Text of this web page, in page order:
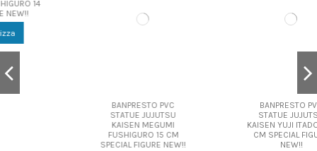
BANPRESTO PVC
STATUE JUJUTSU
KAISEN MEGUMI
FUSHIGURO 15 CM
SPECIAL FIGURE NEW!!
BANPRESTO PVC
STATUE JUJUTSU
KAISEN YUJI ITADORI 15
CM SPECIAL FIGURE